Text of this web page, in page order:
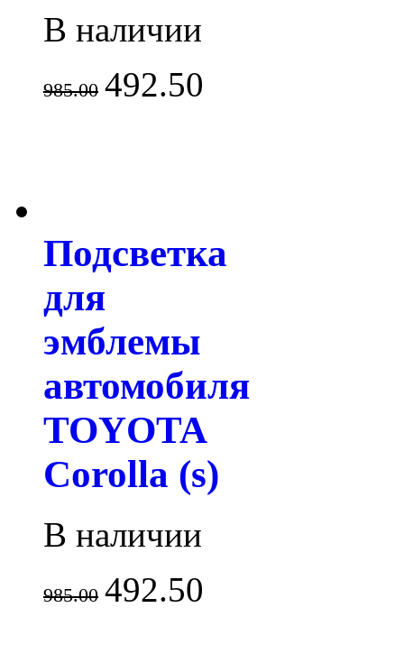
В наличии
985.00 492.50
Подсветка
для
эмблемы
автомобиля
TOYOTA
Corolla (s)
В наличии
985.00 492.50